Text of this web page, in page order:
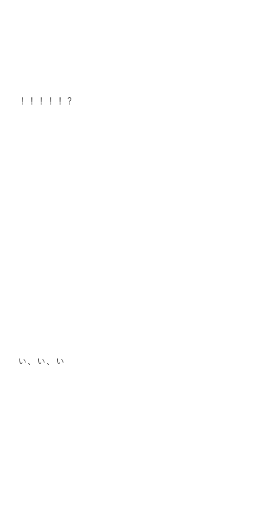
！！！！！？
い、い、い